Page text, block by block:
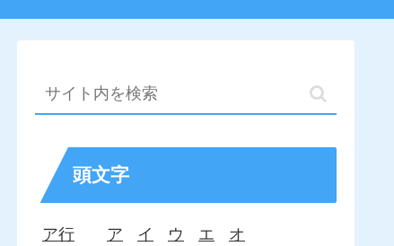
頭文字
ア行 ア イ ウ エ
オ